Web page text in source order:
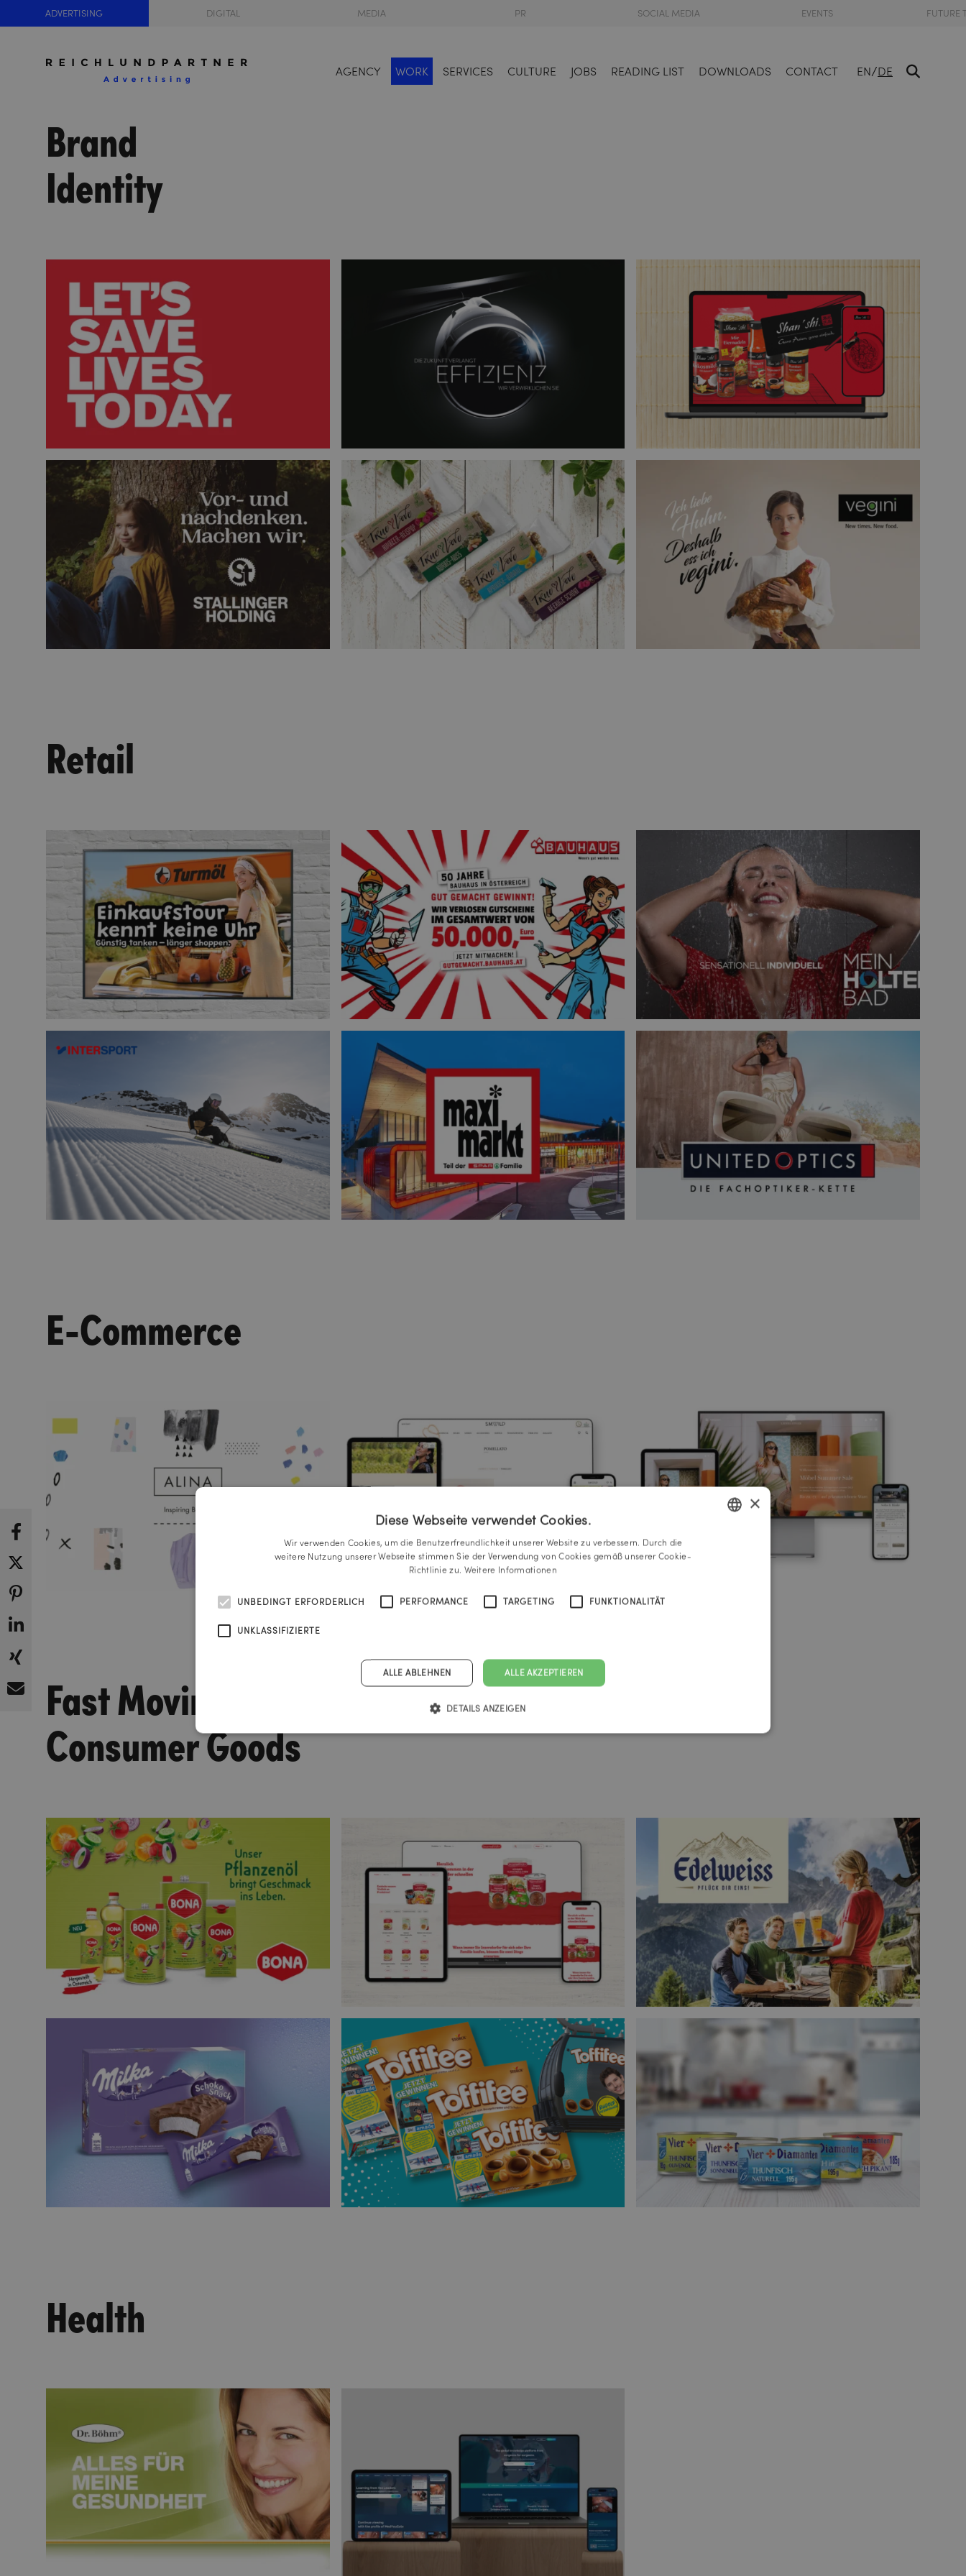
ADVERTISING DIGITAL MEDIA PR SOCIAL MEDIA EVENTS FUTURE
AGENCY WORK SERVICES CULTURE JOBS READING LIST DOWNLOADS CONTACT EN/DE
Brand
Identity
Retail
E-Commerce
Fast Moving
Consumer Goods
Health
×
Diese Webseite verwendet Cookies.
Wir verwenden Cookies, um die Benutzerfreundlichkeit unserer Website zu verbessern. Durch die
weitere Nutzung unserer Webseite stimmen Sie der Verwendung von Cookies gemäß unserer Cookie-
Richtlinie zu. Weitere Informationen
UNBEDINGT ERFORDERLICH PERFORMANCE TARGETING FUNKTIONALITÄT
UNKLASSIFIZIERTE
ALLE AKZEPTIEREN
ALLE ABLEHNEN
DETAILS ANZEIGEN